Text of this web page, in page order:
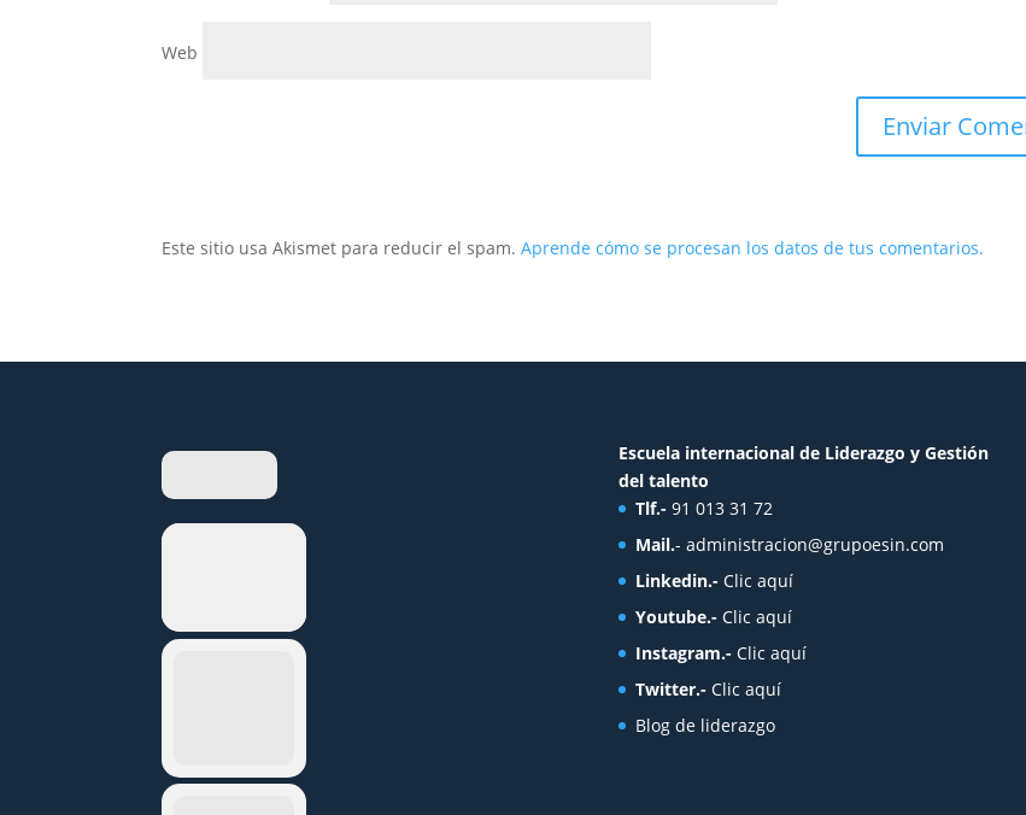
Web
Este sitio usa Akismet para reducir el spam.Aprende cómo se procesan los datos de tus comentarios.
Escuela internacional de Liderazgo y Gestión
del talento
Tlf.- 91 013 31 72
Mail.- administracion@grupoesin.com
Linkedin.- Clic aquí
Youtube.- Clic aquí
Instagram.- Clic aquí
Twitter.- Clic aquí
Blog de liderazgo